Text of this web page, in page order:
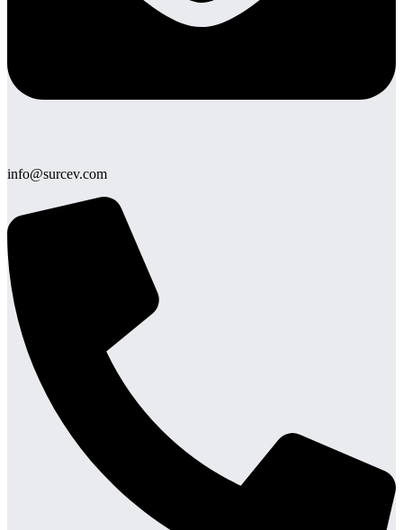
info@surcev.com